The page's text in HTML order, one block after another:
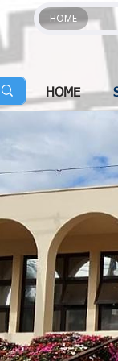
HOME
HOME